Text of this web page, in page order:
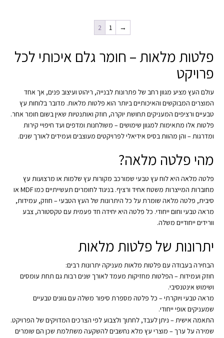
→
1
2
פלטות מלאות – חומר גלם איכותי לכל
פרויקט
עולם העץ מציע מגוון רחב של פתרונות לבנייה, ריהוט ועיצוב פנים, אך אחד
המוצרים המבוקשים והאיכותיים ביותר הוא פלטות מלאות. מדובר בלוחות עץ
טבעיים ורציפים המעניקים תחושת יוקרה, חוזק ואותנטיות שאין בשום חומר אחר.
פלטות אלו מתאימות למגוון שימושים – משולחנות ומדפים ועד חיפויי קירות
ומדרגות – והן מהוות בסיס אידיאלי לפרויקטים מעוצבים ועמידים לאורך שנים.
מהי פלטה מלאה?
פלטה מלאה היא לוח עץ טבעי שמורכב מקורות עץ שלמות או מרצועות עץ
מחוברות המייצרות משטח אחיד ורציף. בניגוד לחומרים תעשייתיים כמו MDF או
סיבית, פלטה מלאה שומרת על כל היתרונות של העץ הטבעי – חוזק, עמידות,
מראה טבעי וחום ייחודי. כל פלטה היא יחידה חד פעמית עם טקסטורה, צבע
וורידים ייחודיים משלה.
יתרונות של פלטות מלאות
הבחירה בעבודה עם פלטות מלאות מעניקה יתרונות רבים:
חוזק ועמידות – הפלטות מחזיקות מעמד לאורך שנים רבות גם תחת עומסים
ושימוש אינטנסיבי.
מראה טבעי ויוקרתי – כל פלטה מספרת סיפור משלה עם גוונים טבעיים
שמעניקים אופי ייחודי.
התאמה אישית – ניתן לעבד, לחתוך ולצבוע לפי הצרכים המדויקים של הפרויקט.
שמירה על ערך – מוצרי עץ מלא נחשבים להשקעה משתלמת שכן הם שומרים